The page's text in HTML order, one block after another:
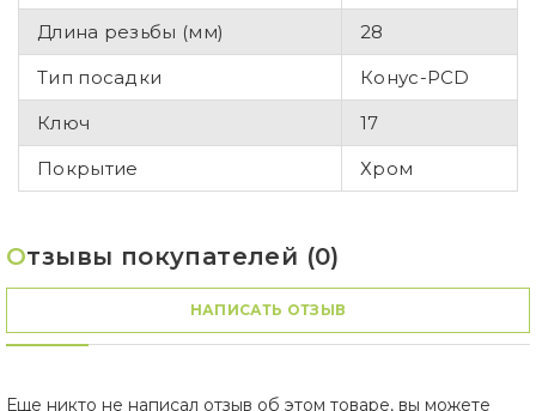
Длина резьбы (мм)
28
Тип посадки
Конус-PCD
Ключ
17
Покрытие
Хром
Отзывы покупателей (0)
НАПИСАТЬ ОТЗЫВ
Еще никто не написал отзыв об этом товаре, вы можете